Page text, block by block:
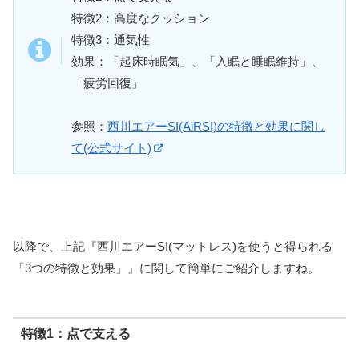
特徴2：高度なクッション
特徴3：通気性
効果：「起床時眠気」、「入眠と睡眠維持」、
「疲労回復」
参照： 西川エアーSI(AiRSI)の特徴と効果に関し
て(公式サイト)
以降で、上記『西川エアーSI(マットレス)を使うと得られる
「3つの特徴と効果」』に関して簡単にご紹介しますね。
特徴1：点で支える